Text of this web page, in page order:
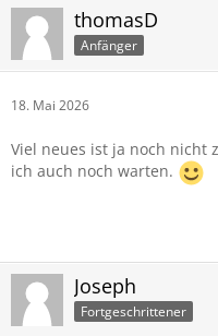
thomasD
Anfänger
18. Mai 2026
Viel neues ist ja noch nicht
ich auch noch warten.
Joseph
Fortgeschrittener